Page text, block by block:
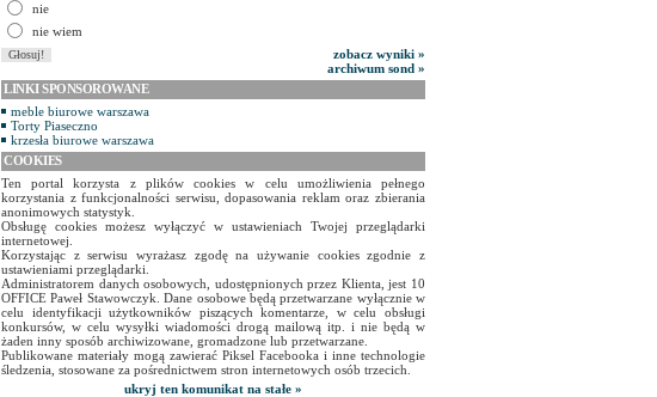
nie
nie wiem
zobacz wyniki »
archiwum sond »
LINKI SPONSOROWANE
meble biurowe warszawa
Torty Piaseczno
krzesła biurowe warszawa
COOKIES
Ten portal korzysta z plików cookies w celu umożliwienia pełnego
korzystania z funkcjonalności serwisu, dopasowania reklam oraz zbierania
anonimowych statystyk.
Obsługę cookies możesz wyłączyć w ustawieniach Twojej przeglądarki
internetowej.
Korzystając z serwisu wyrażasz zgodę na używanie cookies zgodnie z
ustawieniami przeglądarki.
Administratorem danych osobowych, udostępnionych przez Klienta, jest 10
OFFICE Paweł Stawowczyk. Dane osobowe będą przetwarzane wyłącznie w
celu identyfikacji użytkowników piszących komentarze, w celu obsługi
konkursów, w celu wysyłki wiadomości drogą mailową itp. i nie będą w
żaden inny sposób archiwizowane, gromadzone lub przetwarzane.
Publikowane materiały mogą zawierać Piksel Facebooka i inne technologie
śledzenia, stosowane za pośrednictwem stron internetowych osób trzecich.
ukryj ten komunikat na stałe »